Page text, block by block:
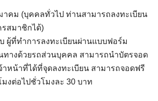
าคม (บุคคลทั่วไป ท่านสามารถลงทะเบียน
รสมาชิกได้)
ผู้ที่ทำการลงทะเบียนผ่านแบบฟอร์ม
ทางด้วยรถส่วนบุคคล สามารถนำบัตรจอด
าหน้าที่ได้ที่จุดลงทะเบียน สามารถจอดฟรี
งต่อไปชั่วโมงละ 30 บาท